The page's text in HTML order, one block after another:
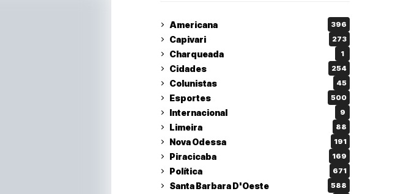
Americana 396
Capivari 273
Charqueada 1
Cidades 254
Colunistas 45
Esportes 500
Internacional 9
Limeira 88
Nova Odessa 191
Piracicaba 169
Política 671
Santa Barbara D'Oeste 588